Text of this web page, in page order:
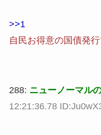
>>1
自民お得意の国債発
288: ニューノーマル
12:21:36.78